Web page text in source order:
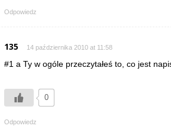
Odpowiedz
135 14 października 2010 at 11:58
#1 a Ty w ogóle przeczytałeś to, co jest
0
Odpowiedz